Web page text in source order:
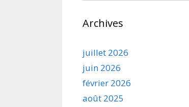
Archives
juillet 2026
juin 2026
février 2026
août 2025